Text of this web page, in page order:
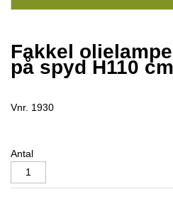
Fakkel
på spyd H110 cm
Vnr. 1930
Antal